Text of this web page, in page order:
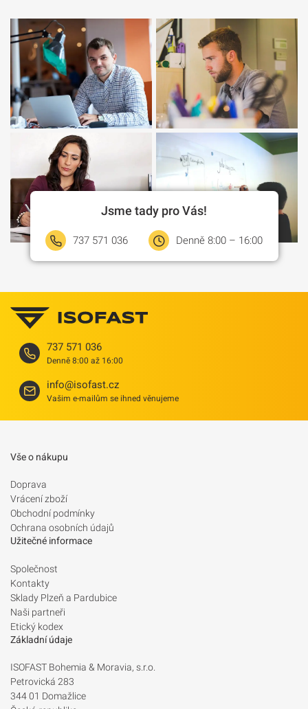
Jsme tady pro Vás!
737 571 036 Denně 8:00 – 16:00
737 571 036
Denně 8:00 až 16:00
info@isofast.cz
Vašim e-mailům se ihned věnujeme
Vše o nákupu
Doprava
Vrácení zboží
Obchodní podmínky
Ochrana osobních údajů
Užitečné informace
Společnost
Kontakty
Sklady Plzeň a Pardubice
Naši partneři
Etický kodex
Základní údaje
ISOFAST Bohemia & Moravia, s.r.o.
Petrovická 283
344 01 Domažlice